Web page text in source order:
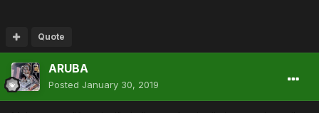
Quote
ARUBA
Posted January 30, 2019